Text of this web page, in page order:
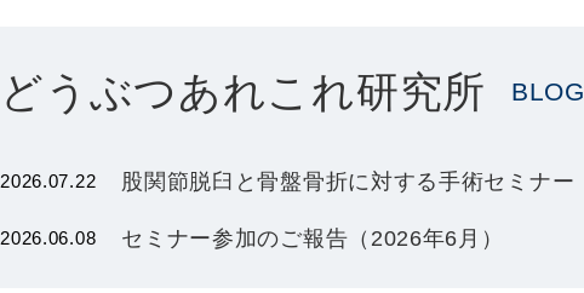
どうぶつあれこれ研究所 BLOG
2026.07.22 股関節脱臼と骨盤骨折に対する手術セミナー
2026.06.08 セミナー参加のご報告（2026年6月）